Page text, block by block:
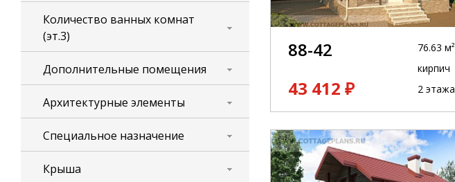
Количество ванных комнат
(эт.3)
Дополнительные помещения
Архитектурные элементы
Специальное назначение
Крыша
88-42
43 412 ₽
76.63 м²
кирпич
2 этажа